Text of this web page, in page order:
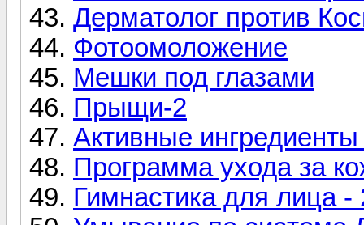
Дерматолог против
Фотоомоложение
Мешки под глазами
Прыщи-2
Активные
Программа ухода за
Гимнастика для лица -